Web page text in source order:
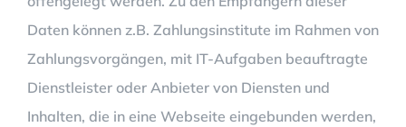
Daten können z.B. Zahlungsinstitute im Rahmen von
Zahlungsvorgängen, mit IT-Aufgaben beauftragte
Dienstleister oder Anbieter von Diensten und
Inhalten, die in eine Webseite eingebunden werden,